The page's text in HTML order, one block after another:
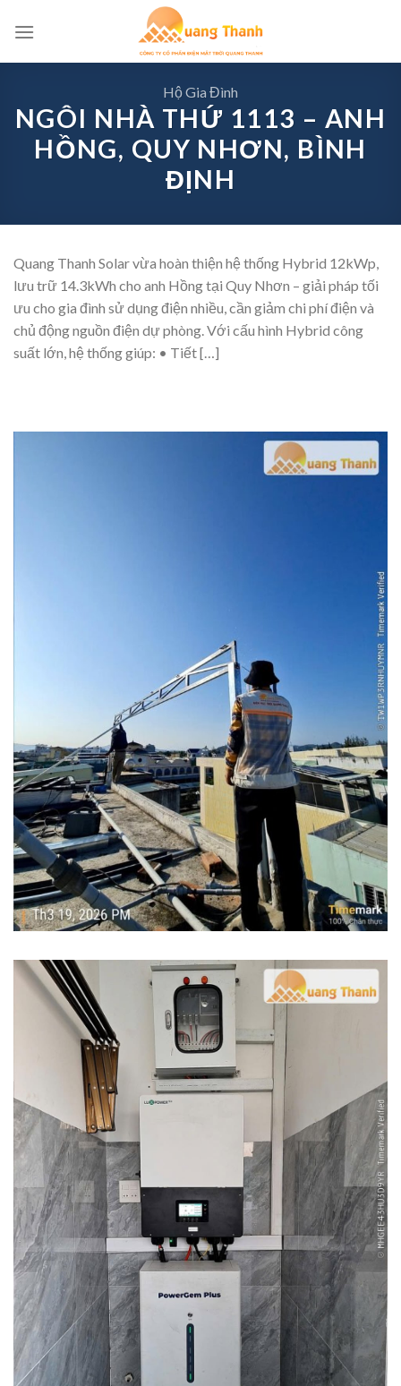
Hộ Gia Đình
NGÔI NHÀ THỨ 1113 – ANH
HỒNG, QUY NHƠN, BÌNH
ĐỊNH
Quang Thanh Solar vừa hoàn thiện hệ thống Hybrid 12kWp,
lưu trữ 14.3kWh cho anh Hồng tại Quy Nhơn – giải pháp tối
ưu cho gia đình sử dụng điện nhiều, cần giảm chi phí điện và
chủ động nguồn điện dự phòng. Với cấu hình Hybrid công
suất lớn, hệ thống giúp: • Tiết […]